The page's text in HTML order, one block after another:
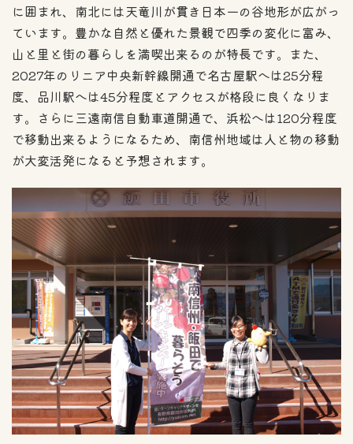
に囲まれ、南北には天竜川が貫き日本一の谷地形が広がっ
ています。豊かな自然と優れた景観で四季の変化に富み、
山と里と街の暮らしを満喫出来るのが特長です。また、
2027年のリニア中央新幹線開通で名古屋駅へは25分程
度、品川駅へは45分程度とアクセスが格段に良くなりま
す。さらに三遠南信自動車道開通で、浜松へは120分程度
で移動出来るようになるため、南信州地域は人と物の移動
が大変活発になると予想されます。